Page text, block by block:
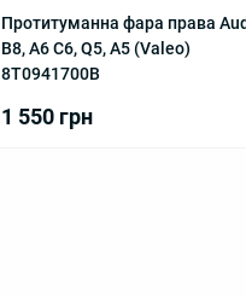
Протитуманна фара права
B8, A6 C6, Q5, A5 (Valeo)
8T0941700B
1 550 грн